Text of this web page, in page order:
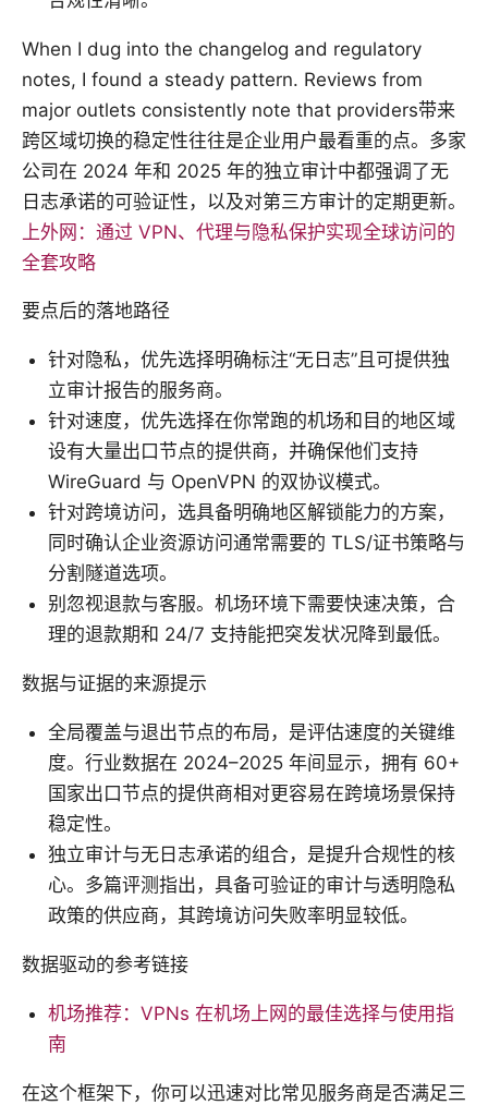
When I dug into the changelog and regulatory
notes, I found a steady pattern. Reviews from
major outlets consistently note that providers带来
跨区域切换的稳定性往往是企业用户最看重的点。多家
公司在 2024 年和 2025 年的独立审计中都强调了无
日志承诺的可验证性，以及对第三方审计的定期更新。
上外网：通过 VPN、代理与隐私保护实现全球访问的
全套攻略
要点后的落地路径
针对隐私，优先选择明确标注“无日志”且可提供独
立审计报告的服务商。
针对速度，优先选择在你常跑的机场和目的地区域
设有大量出口节点的提供商，并确保他们支持
WireGuard 与 OpenVPN 的双协议模式。
针对跨境访问，选具备明确地区解锁能力的方案，
同时确认企业资源访问通常需要的 TLS/证书策略与
分割隧道选项。
别忽视退款与客服。机场环境下需要快速决策，合
理的退款期和 24/7 支持能把突发状况降到最低。
数据与证据的来源提示
全局覆盖与退出节点的布局，是评估速度的关键维
度。行业数据在 2024–2025 年间显示，拥有 60+
国家出口节点的提供商相对更容易在跨境场景保持
稳定性。
独立审计与无日志承诺的组合，是提升合规性的核
心。多篇评测指出，具备可验证的审计与透明隐私
政策的供应商，其跨境访问失败率明显较低。
数据驱动的参考链接
机场推荐：VPNs 在机场上网的最佳选择与使用指
南
在这个框架下，你可以迅速对比常见服务商是否满足三